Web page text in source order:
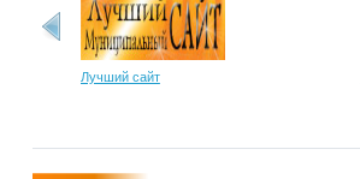
Лучший сайт